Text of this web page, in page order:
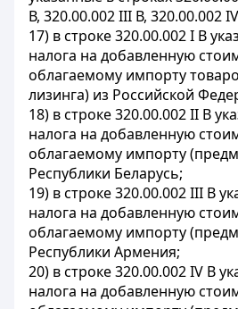
В, 320.00.002 III В, 320.00.002
17) в строке 320.00.002 I В
налога на добавленную
облагаемому импорту
лизинга) из Российской
18) в строке 320.00.002 II В
налога на добавленную
облагаемому импорту
Республики Беларусь;
19) в строке 320.00.002 III В
налога на добавленную
облагаемому импорту
Республики Армения;
20) в строке 320.00.002 IV В
налога на добавленную